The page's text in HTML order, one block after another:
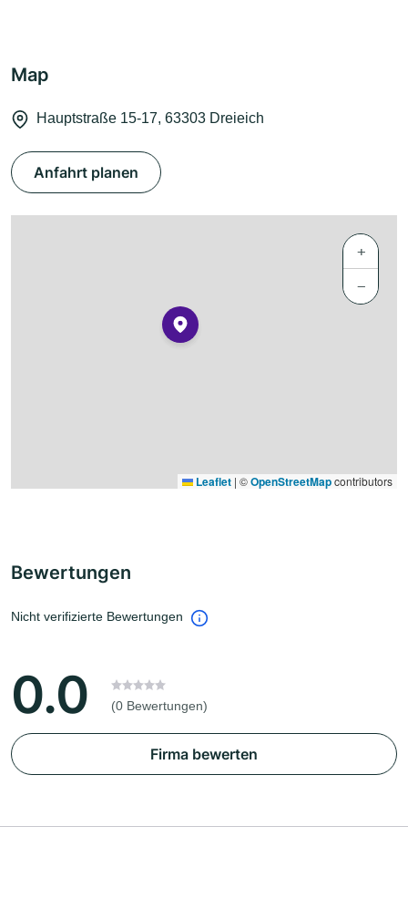
Map
Hauptstraße 15-17, 63303 Dreieich
Anfahrt planen
+
−
Leaflet | ©OpenStreetMapcontributors
Bewertungen
Nicht verifizierte Bewertungen
0.0 (0 Bewertungen)
Firma bewerten